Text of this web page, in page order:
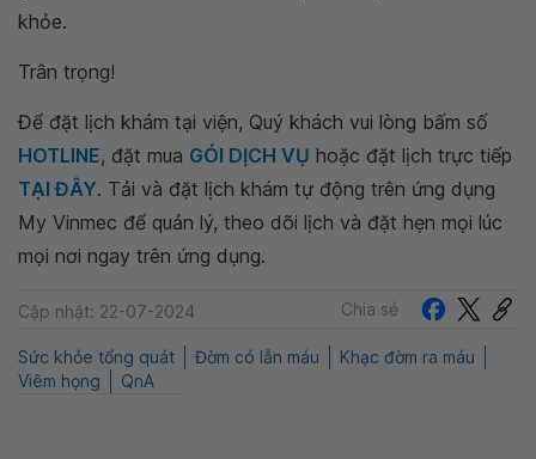
khỏe.
Trân trọng!
Để đặt lịch khám tại viện, Quý khách vui lòng bấm số
HOTLINE, đặt mua GÓI DỊCH VỤ hoặc đặt lịch trực tiếp
TẠI ĐÂY. Tải và đặt lịch khám tự động trên ứng dụng
My Vinmec để quản lý, theo dõi lịch và đặt hẹn mọi lúc
mọi nơi ngay trên ứng dụng.
Cập nhật: 22-07-2024 Chia sẻ
Sức khỏe tổng quát Đờm có lẫn máu
Khạc đờm ra máu
Viêm họng
QnA